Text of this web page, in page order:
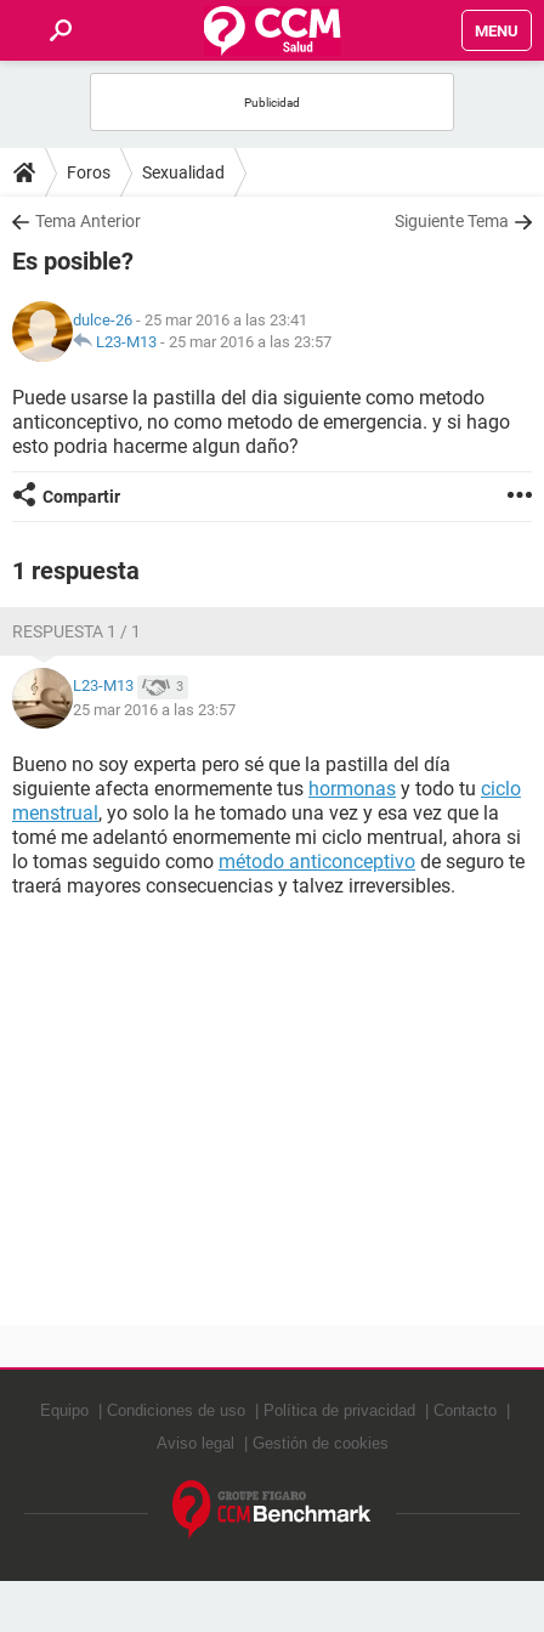
MENU
FOROS
SALUD
FAMILIA
NUTRICIÓN
BIENESTAR
Foros Sexualidad
Tema Anterior Siguiente Tema
Es posible?
dulce-26 - 25 mar 2016 a las 23:41
L23-M13 - 25 mar 2016 a las 23:57
Puede usarse la pastilla del dia siguiente como metodo
anticonceptivo, no como metodo de emergencia. y si hago
esto podria hacerme algun daño?
Compartir
1 respuesta
RESPUESTA 1 / 1
L23-M13 3
25 mar 2016 a las 23:57
Bueno no soy experta pero sé que la pastilla del día
siguiente afecta enormemente tus hormonas y todo tu ciclo
menstrual, yo solo la he tomado una vez y esa vez que la
tomé me adelantó enormemente mi ciclo mentrual, ahora si
lo tomas seguido como método anticonceptivo de seguro te
traerá mayores consecuencias y talvez irreversibles.
Equipo Condiciones de uso Política de privacidad
Contacto
Aviso legal
Gestión de cookies